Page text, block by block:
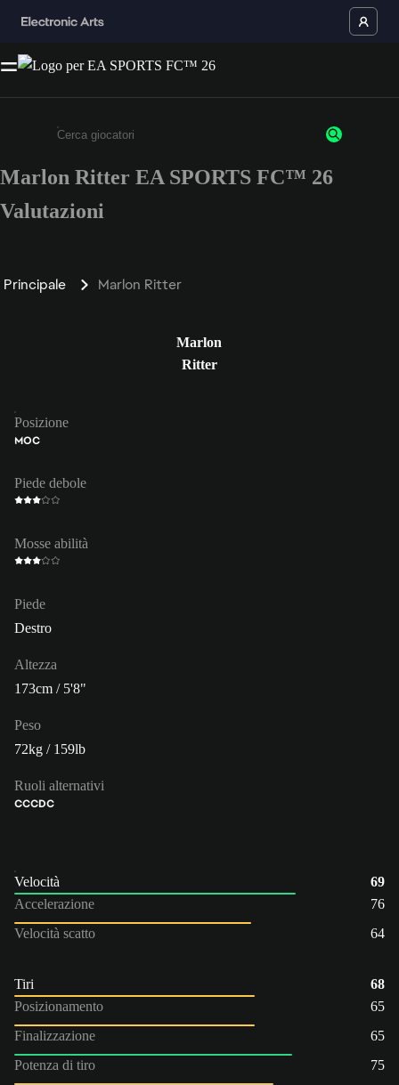
Inserisci un minimo di 3 caratteri o numeri.
Marlon Ritter EA SPORTS FC™ 26
Valutazioni
Principale Marlon Ritter
Marlon
Ritter
Posizione
MOC
Piede debole
Mosse abilità
Piede
Destro
Altezza
173cm / 5'8"
Peso
72kg / 159lb
Ruoli alternativi
CCCDC
Velocità
69
Accelerazione
76
Velocità scatto
64
Tiri
68
Posizionamento
65
Finalizzazione
65
Potenza di tiro
75